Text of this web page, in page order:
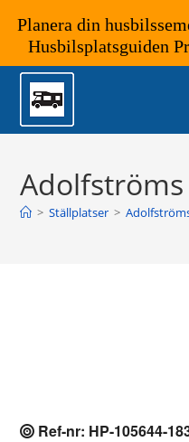
Hoppa
innehållet
> Ställplatser >
Ref-nr: HP-105644-
Planera din
Husbilsplatsguiden